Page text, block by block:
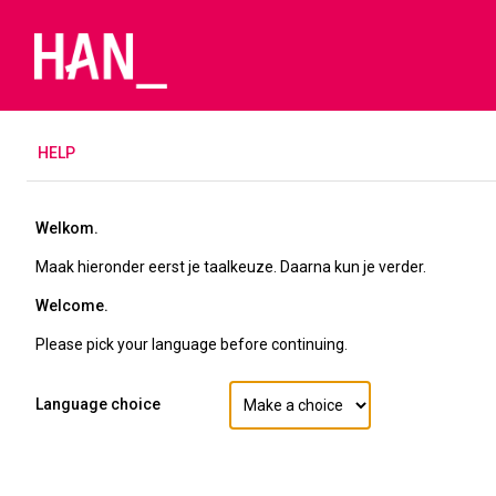
H ELP
Welkom.
Maak hieronder eerst je taalkeuze. Daarna kun je verder.
Welcome.
Please pick your language before continuing.
Language choice